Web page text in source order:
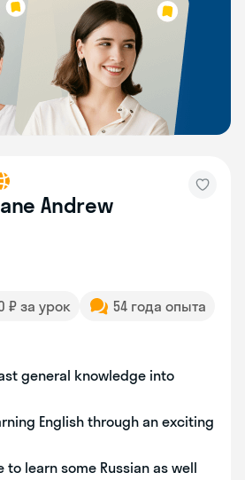
Andrew
₽ за урок
54 года опыта
general knowledge into
English through an exciting
to learn some Russian as well